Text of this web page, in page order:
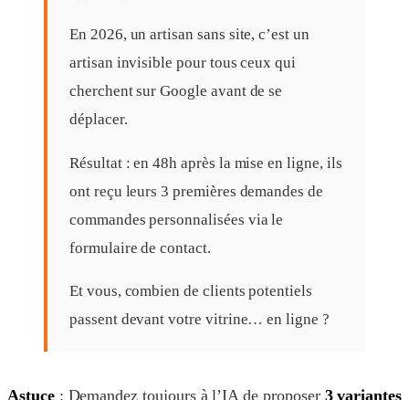
En 2026, un artisan sans site, c’est un
artisan invisible pour tous ceux qui
cherchent sur Google avant de se
déplacer.
Résultat : en 48h après la mise en ligne, ils
ont reçu leurs 3 premières demandes de
commandes personnalisées via le
formulaire de contact.
Et vous, combien de clients potentiels
passent devant votre vitrine… en ligne ?
Astuce: Demandez toujours à l’IA de proposer 3 variantes